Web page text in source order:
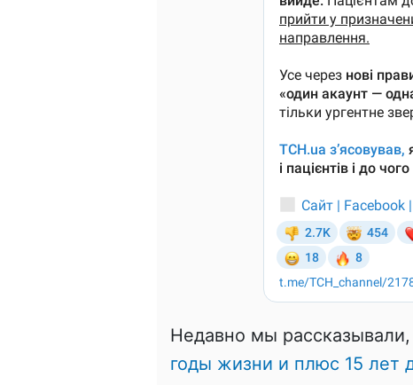
Недавно мы рассказывали,
годы жизни и плюс 15 лет